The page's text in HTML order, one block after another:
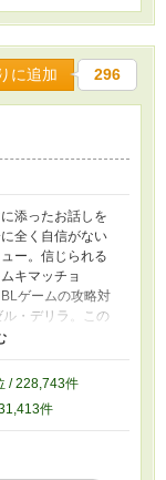
が始まった。シ
心に誓ったシル
たもや交差する
ろうことか、元
す！そう誓うシ
ることになると
嫌！そして元夫
手だと思われた
むにやまれない
に巻き込まれて
令息の、人生や
ガバースではあ
を産める世界の
に追加 296
添ったお話しを
全く自信がない
ー。信じられる
キマッチョ
ゲームの攻略対
・デリラ。この
いた俺は、そん
ルに俺なんかは
する。肉体関係
だ！そう思って
ガゼルは別れて
中に転生した僕
令息道を極め、
何故婚約解消し
/ 228,743件
件